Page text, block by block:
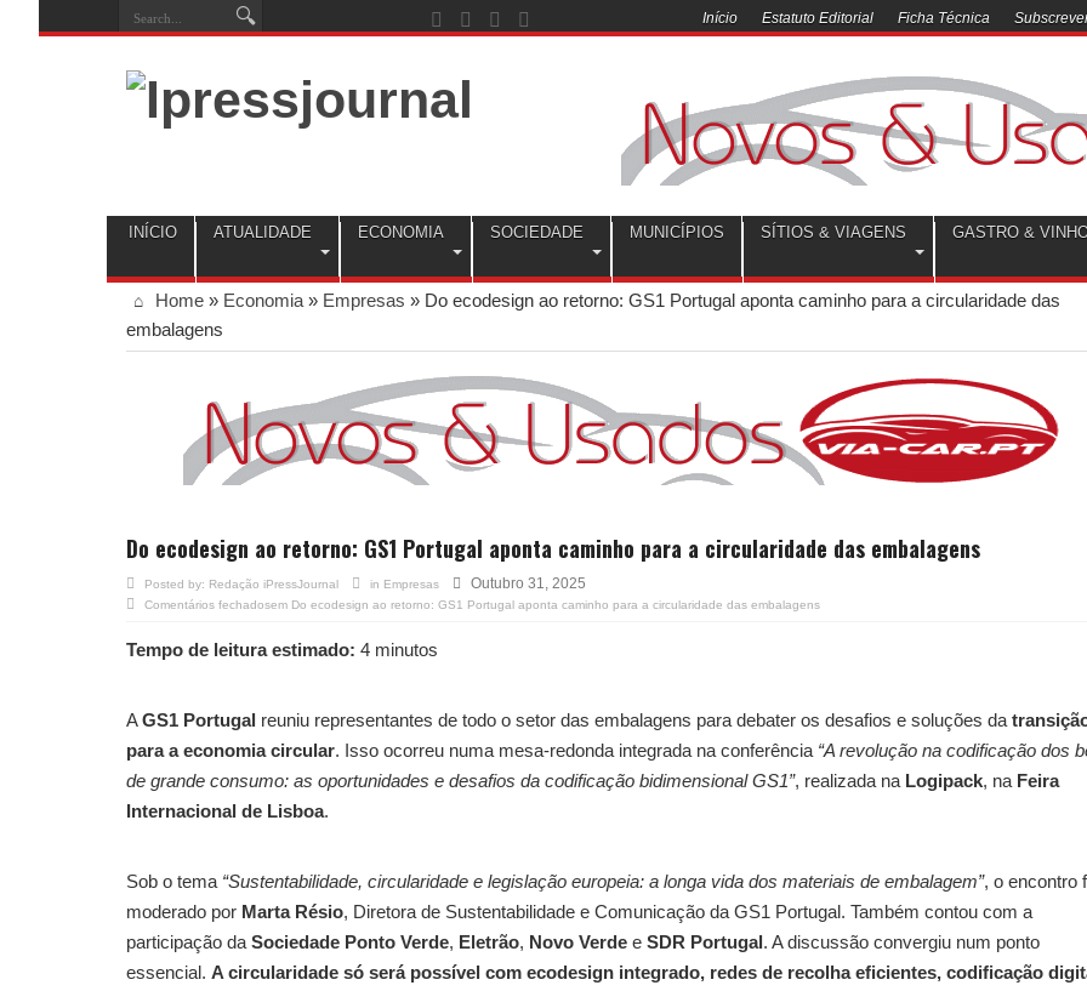
Início Estatuto Editorial Ficha Técnica
INÍCIO ATUALIDADE ECONOMIA SOCIEDADE MUNICÍPIOS SÍTIOS & VIAGENS GASTRO &
Home » Economia » Empresas » Do ecodesign ao retorno: GS1 Portugal aponta caminho para a circularidade das
embalagens
Do ecodesign ao retorno: GS1 Portugal aponta caminho para a circularidade das embalagens
Posted by: Redação iPressJournal in Empresas Outubro 31, 2025
Comentários fechadosem Do ecodesign ao retorno: GS1 Portugal aponta caminho para a circularidade das embalagens
Tempo de leitura estimado: 4 minutos
AGS1 Portugal reuniu representantes de todo o setor das embalagens para debater os desafios e soluções da
para a economia circular. Isso ocorreu numa mesa-redonda integrada na conferência “A revolução na codificação dos
de grande consumo: as oportunidades e desafios da codificação bidimensional GS1”, realizada na Logipack, na Feira
Internacional de Lisboa.
Sob o tema “Sustentabilidade, circularidade e legislação europeia: a longa vida dos materiais de embalagem”, o encontro
moderado por Marta Résio, Diretora de Sustentabilidade e Comunicação da GS1 Portugal. Também contou com a
participação da Sociedade Ponto Verde, Eletrão, Novo Verde e SDR Portugal. A discussão convergiu num ponto
essencial. A circularidade só será possível com ecodesign integrado, redes de recolha eficientes, codificação